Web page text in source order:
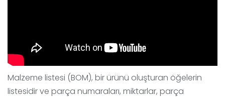
Malzeme listesi (BOM), bir ürünü oluşturan öğelerin
listesidir ve parça numaraları, miktarlar, parça